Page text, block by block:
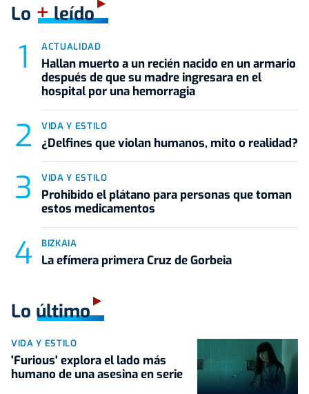
Lo +leído
ACTUALIDAD
Hallan muerto a un recién nacido en un armario
después de que su madre ingresara en el
hospital por una hemorragia
VIDA Y ESTILO
¿Delfines que violan humanos, mito o realidad?
VIDA Y ESTILO
Prohibido el plátano para personas que toman
estos medicamentos
BIZKAIA
La efímera primera Cruz de Gorbeia
Lo último
VIDA Y ESTILO
'Furious' explora el lado más
humano de una asesina en serie